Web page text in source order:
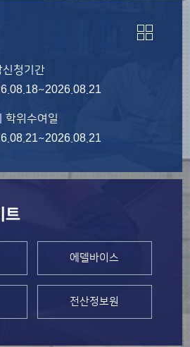
신청기간
~2026.08.21
학위수여일
~2026.08.21
트
에델바이스
전산정보원